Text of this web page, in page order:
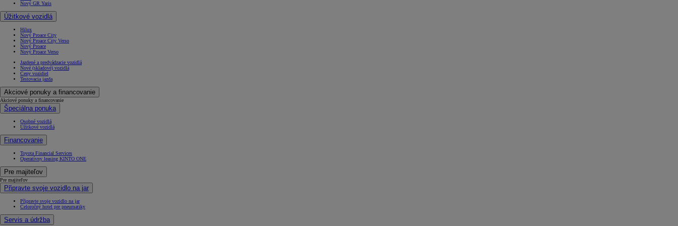
vr. zvýhodnenia1 300 €
a bonusu za výkup
Corolla Sedan
AJ HYBRID
Nový GR Yaris
Úžitkové vozidlá
Hilux
Nový Proace City
Nový Proace City Verso
Nový Proace
Nový Proace Verso
Jazdené a predvádzacie vozidlá
Nové (skladové) vozidlá
Ceny vozidiel
Testovacia jazda
Akciové ponuky a financovanie
Akciové ponuky a financovanie
Špeciálna ponuka
Osobné vozidlá
Úžitkové vozidlá
Financovanie
Toyota Financial Services
Operatívny leasing KINTO ONE
Pre majiteľov
Pre majiteľov
Připravte svoje vozidlo na jar
Připravte svoje vozidlo na jar
Celoročný hotel pre pneumatiky
Servis a údržba